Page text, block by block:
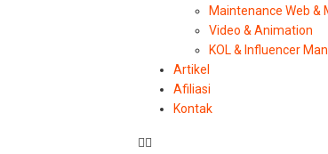
Maintenance Web &
Video & Animation
KOL & Influencer
Artikel
Afiliasi
Kontak